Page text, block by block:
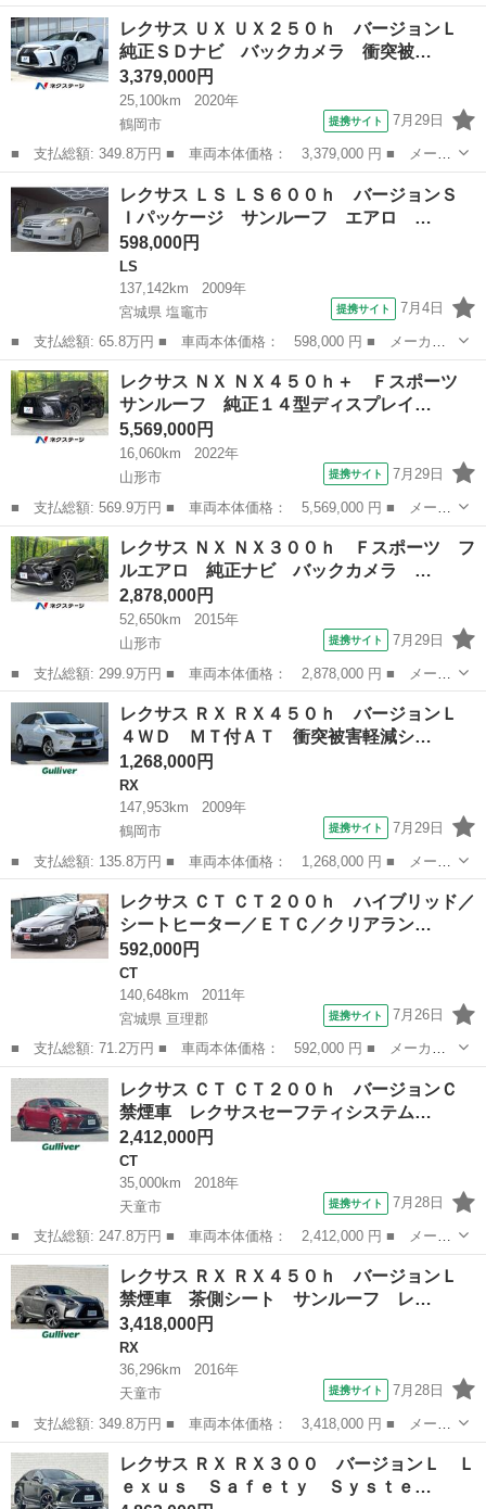
ー名： レクサス ■ 車種名： ＥＳ ■ グレード名： ＥＳ３００
ｈ Ｆスポーツ サンルーフ 純正１２型ナビ バックカメラ 衝突
被害軽減...
山形 山形市 レクサス
レクサス ＵＸ ＵＸ２５０ｈ バージョンＬ
純正ＳＤナビ バックカメラ 衝突被…
3,379,000円
25,100km
2020年
鶴岡市
提携サイト 7月29日
■ 支払総額: 349.8万円 ■ 車両本体価格： 3,379,000 円 ■ メーカ
ー名： レクサス ■ 車種名： ＵＸ ■ グレード名： ＵＸ２５０
ｈ バージョンＬ 純正ＳＤナビ バックカメラ 衝突被害軽減シス
テム レ...
山形 鶴岡市 レクサス
レクサス ＬＳ ＬＳ６００ｈ バージョンＳ
Ｉパッケージ サンルーフ エアロ …
598,000円
LS
137,142km
2009年
宮城県 塩竈市
提携サイト 7月4日
■ 支払総額: 65.8万円 ■ 車両本体価格： 598,000 円 ■ メーカー
名： レクサス ■ 車種名： ＬＳ ■ グレード名： ＬＳ６００
ｈ バージョンＳ Ｉパッケージ サンルーフ エアロ 黒革シー
ト クリアランス...
宮城 塩竈市 LS
レクサス ＮＸ ＮＸ４５０ｈ＋ Ｆスポーツ
サンルーフ 純正１４型ディスプレイ…
5,569,000円
16,060km
2022年
山形市
提携サイト 7月29日
■ 支払総額: 569.9万円 ■ 車両本体価格： 5,569,000 円 ■ メーカ
ー名： レクサス ■ 車種名： ＮＸ ■ グレード名： ＮＸ４５０
ｈ＋ Ｆスポーツ サンルーフ 純正１４型ディスプレイオーディ
オ 全周囲...
山形 山形市 レクサス
レクサス ＮＸ ＮＸ３００ｈ Ｆスポーツ フ
ルエアロ 純正ナビ バックカメラ …
2,878,000円
52,650km
2015年
山形市
提携サイト 7月29日
■ 支払総額: 299.9万円 ■ 車両本体価格： 2,878,000 円 ■ メーカ
ー名： レクサス ■ 車種名： ＮＸ ■ グレード名： ＮＸ３００
ｈ Ｆスポーツ フルエアロ 純正ナビ バックカメラ 衝突被害軽
減 レー...
山形 山形市 レクサス
レクサス ＲＸ ＲＸ４５０ｈ バージョンＬ
４ＷＤ ＭＴ付ＡＴ 衝突被害軽減シ…
1,268,000円
RX
147,953km
2009年
鶴岡市
提携サイト 7月29日
■ 支払総額: 135.8万円 ■ 車両本体価格： 1,268,000 円 ■ メーカ
ー名： レクサス ■ 車種名： ＲＸ ■ グレード名： ＲＸ４５０
ｈ バージョンＬ ４ＷＤ ＭＴ付ＡＴ 衝突被害軽減システム ヘ
ッドアッ...
鶴岡市 RX
レクサス ＣＴ ＣＴ２００ｈ ハイブリッド／
シートヒーター／ＥＴＣ／クリアラン…
592,000円
CT
140,648km
2011年
宮城県 亘理郡
提携サイト 7月26日
■ 支払総額: 71.2万円 ■ 車両本体価格： 592,000 円 ■ メーカー
名： レクサス ■ 車種名： ＣＴ ■ グレード名： ＣＴ２００
ｈ ハイブリッド／シートヒーター／ＥＴＣ／クリアランスソナー／
保証車検整備付...
宮城 亘理郡 CT
レクサス ＣＴ ＣＴ２００ｈ バージョンＣ
禁煙車 レクサスセーフティシステム…
2,412,000円
CT
35,000km
2018年
天童市
提携サイト 7月28日
■ 支払総額: 247.8万円 ■ 車両本体価格： 2,412,000 円 ■ メーカ
ー名： レクサス ■ 車種名： ＣＴ ■ グレード名： ＣＴ２００
ｈ バージョンＣ 禁煙車 レクサスセーフティシステム レーダー
クルーズ...
山形 天童市 CT
レクサス ＲＸ ＲＸ４５０ｈ バージョンＬ
禁煙車 茶側シート サンルーフ レ…
3,418,000円
RX
36,296km
2016年
天童市
提携サイト 7月28日
■ 支払総額: 349.8万円 ■ 車両本体価格： 3,418,000 円 ■ メーカ
ー名： レクサス ■ 車種名： ＲＸ ■ グレード名： ＲＸ４５０
ｈ バージョンＬ 禁煙車 茶側シート サンルーフ レーダークル
ーズ ブ...
山形 天童市 RX
レクサス ＲＸ ＲＸ３００ バージョンＬ Ｌ
ｅｘｕｓ Ｓａｆｅｔｙ Ｓｙｓｔｅ…